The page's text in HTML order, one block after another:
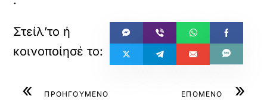
« ΠΡΟΗΓΟΥΜΕΝΟ »
ΕΠΟΜΕΝΟ